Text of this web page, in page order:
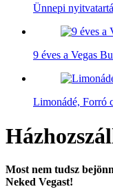
Ünnepi
9 éves a Vegas
Limonádé, Forró
Most nem tudsz
Neked Vegast!